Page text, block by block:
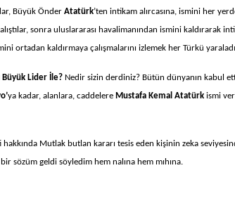
Büyük Önder Atatürk’ten intikam alırcasına, ismini her
sonra uluslararası havalimanından ismini kaldırarak
ortadan kaldırmaya çalışmalarını izlemek her Türkü
Büyük Lider İle? Nedir sizin derdiniz? Bütün dünyanın kabul
ya kadar, alanlara, caddelere Mustafa Kemal Atatürk ismi
Mutlak butlan kararı tesis eden kişinin zeka
sözüm geldi söyledim hem nalına hem mıhına.